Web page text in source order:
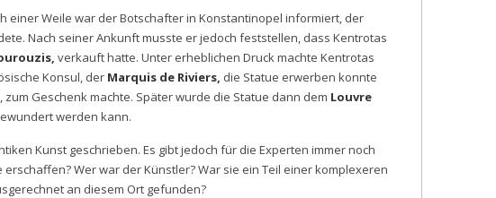
einer Weile war der Botschafter in Konstantinopel informiert, der
Nach seiner Ankunft musste er jedoch feststellen, dass Kentrotas
verkauft hatte. Unter erheblichen Druck machte Kentrotas
Konsul, der Marquis de Riviers, die Statue erwerben konnte
, zum Geschenk machte. Später wurde die Statue dann dem Louvre
werden kann.
Kunst geschrieben. Es gibt jedoch für die Experten immer noch
Wer war der Künstler? War sie ein Teil einer komplexeren
an diesem Ort gefunden?